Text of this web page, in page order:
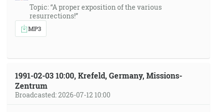
Topic: “A proper exposition of the various
resurrections!”
MP3
1991-02-03 10:00, Krefeld, Germany, Missions-
Zentrum
Broadcasted: 2026-07-12 10:00